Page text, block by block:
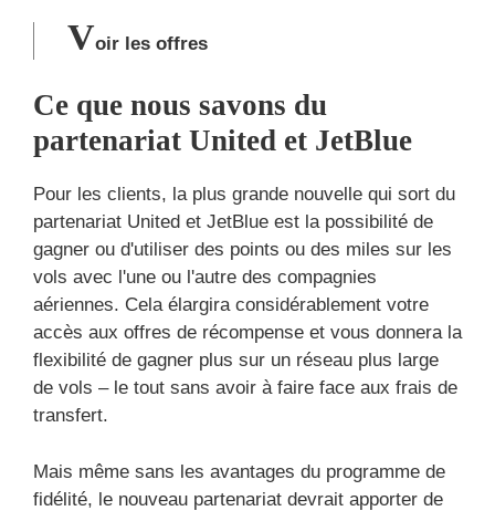
Voir les offres
Ce que nous savons du
partenariat United et JetBlue
Pour les clients, la plus grande nouvelle qui sort du
partenariat United et JetBlue est la possibilité de
gagner ou d'utiliser des points ou des miles sur les
vols avec l'une ou l'autre des compagnies
aériennes. Cela élargira considérablement votre
accès aux offres de récompense et vous donnera la
flexibilité de gagner plus sur un réseau plus large
de vols – le tout sans avoir à faire face aux frais de
transfert.
Mais même sans les avantages du programme de
fidélité, le nouveau partenariat devrait apporter de